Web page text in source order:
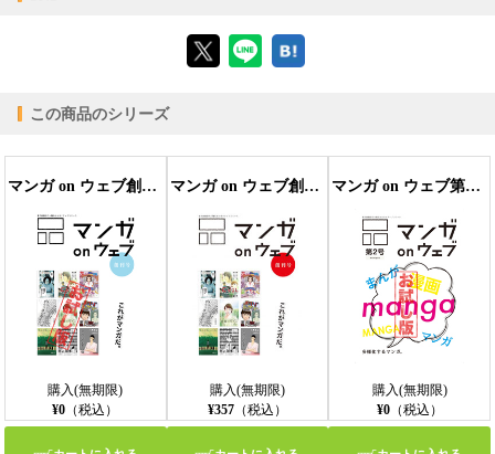
商品価格（税込）
¥357
無期限
【PC版ConTenDoビューア】
この商品のシリーズ
マンガ on ウェブ創刊号 無料お試し版〔雑誌〕
購入(無期限)
¥0 （税込）
マンガ on ウェブ創刊号
購入(無期限)
¥357（税込）
マンガ on ウェブ第２号 無料お試し版〔雑誌〕
購入(無期限)
¥0（税込）